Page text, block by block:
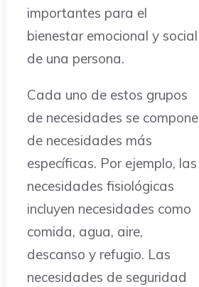
importantes para el
bienestar emocional y social
de una persona.
Cada uno de estos grupos
de necesidades se compone
de necesidades más
específicas. Por ejemplo, las
necesidades fisiológicas
incluyen necesidades como
comida, agua, aire,
descanso y refugio. Las
necesidades de seguridad